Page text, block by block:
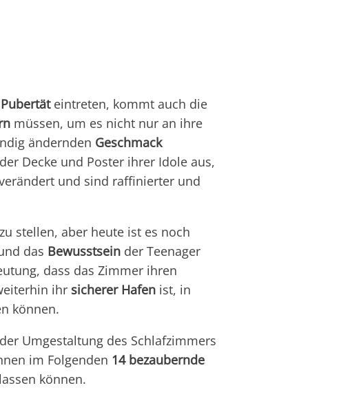
Pubertäteintreten, kommt auch die
müssen, um es nicht nur an ihre
ändernden Geschmack
Decke und Poster ihrer Idole aus,
und sind raffinierter und
stellen, aber heute ist es noch
das Bewusstsein der Teenager
dass das Zimmer ihren
ihr sicherer Hafen ist, in
können.
Umgestaltung des Schlafzimmers
im Folgenden 14 bezaubernde
können.